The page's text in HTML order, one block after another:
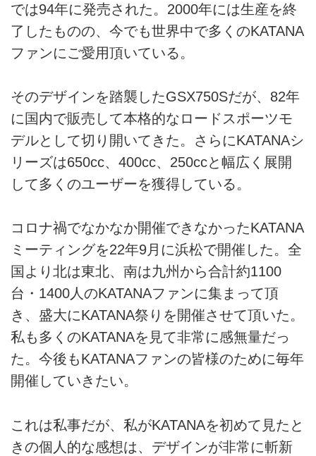
では94年に発売された。2000年には生産を終
了したものの、今でも世界中で多くのKATANA
ファンにご愛用頂いている。
そのデザインを踏襲したGSX750Sだが、82年
に国内で販売して本格的なロードスポーツモ
デルとして切り開いてきた。さらにKATANAシ
リーズは650cc、400cc、250ccと幅広く展開
して多くのユーザーを獲得している。
コロナ禍でなかなか開催できなかったKATANA
ミーティングを22年9月に浜松で開催した。全
国より北は東北、南は九州から合計約1100
台・1400人のKATANAファンに集まって頂
き、盛大にKATANA祭りを開催させて頂いた。
私も多くのKATANAを見て非常に感無量だっ
た。今後もKATANAファンの皆様のために毎年
開催していきたい。
これは私事だが、私がKATANAを初めて見たと
きの個人的な感想は、デザインが非常に斬新